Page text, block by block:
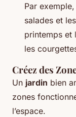
Par
salades et
printemps et
les
Créez des
Un jardin bien
zones
l’espace.